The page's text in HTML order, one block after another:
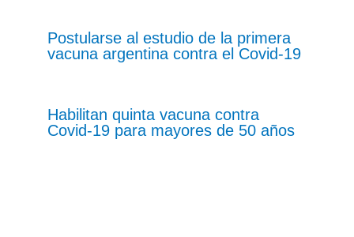
Postularse al estudio de la primera
vacuna argentina contra el Covid-19
Habilitan quinta vacuna contra
Covid-19 para mayores de 50 años